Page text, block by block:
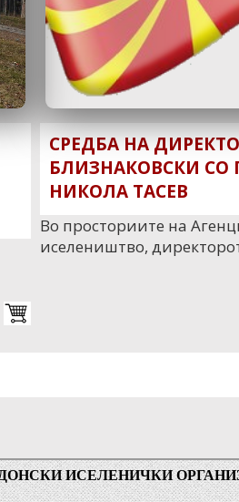
СРЕДБА НА
БЛИЗНАКОВСКИ СО
НИКОЛА ТАСЕВ
Во просториите на
иселеништво,